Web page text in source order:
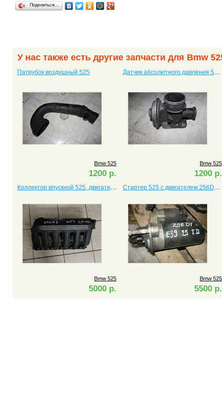
Поделиться…
У нас также есть другие запчасти для Bmw
Патрубок воздушный 525
Bmw 525
1200 р.
Датчик абсолютного давления 525 11717804378
Bmw 525
1200 р.
Коллектор впускной 525, двигатель M57D25
Bmw 525
5000 р.
Стартер 525 c двигателем 256D1 M57
Bmw 525
5500 р.